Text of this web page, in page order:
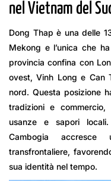
nel Vietnam del
Dong Thap è una delle
Mekong e l’unica che
provincia confina con
ovest, Vinh Long e Can
nord. Questa posizione
tradizioni e
usanze e sapori
Cambogia accresce
transfrontaliere,
sua identità nel tempo.